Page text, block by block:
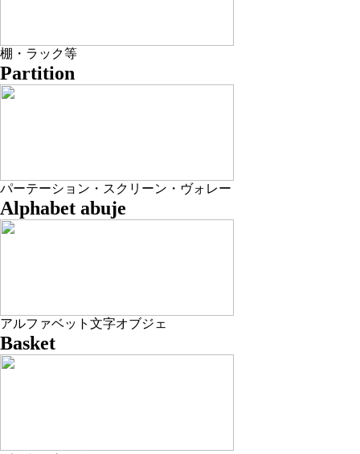
棚・ラック等
Partition
パーテーション・スクリーン・ヴォレー
Alphabet abuje
アルファベット文字オブジェ
Basket